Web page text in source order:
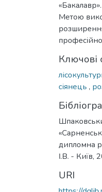
«Бакалавр».
Метою
Ключові
сіянець ,
дипломна
І.В. - Київ,
URI